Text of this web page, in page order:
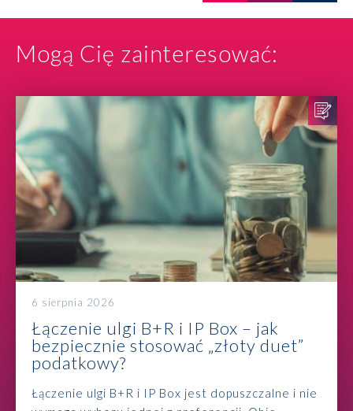
Mogą Cię zainteresować:
6 sierpnia 2026
Łączenie ulgi B+R i IP Box – jak
bezpiecznie stosować „złoty duet”
podatkowy?
Łączenie ulgi B+R i IP Box jest dopuszczalne i nie